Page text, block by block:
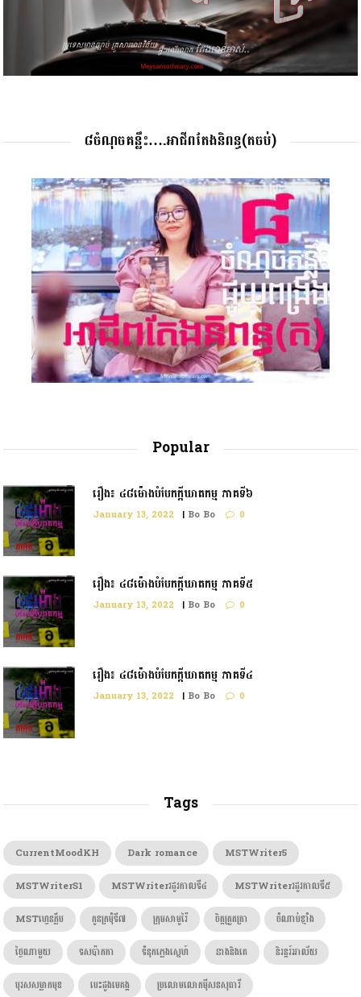
៨ចំណុចគន្លឹះ….អាជីពតែងនិពន្ធ(តចប់)
Popular
រឿង៖ ៤៨ម៉ោងបំបែកក្តីឃាតកម្ម ភាគទី៦
January 13, 2022 | Bo Bo 0
រឿង៖ ៤៨ម៉ោងបំបែកក្ដីឃាតកម្ម ភាគទី៥
January 13, 2022 | Bo Bo 0
រឿង៖ ៤៨ម៉ោងបំបែកក្តីឃាតកម្ម ភាគទី៤
January 13, 2022 | Bo Bo 0
Tags
CurrentMoodKH Dark romance
MSTWriter5
MSTWriterS1
MSTWriterរដូវកាលទី៤
MSTWriterរដូវកាលទី៥
MSTហ្វេនក្លឹប
កូនក្រមុំទី៧ ក្រុមសាមូរ៉ៃ ចិត្តត្រួតត្រា
ចំណាប់ខ្មាំង
ថ្ងៃណាមួយ
ទសប៉ាកកា ទំនុកភ្លេងស្នេហ៍ នាងនិងគេ
និរន្តរ៍អាល័យ
បុរសសម្លាកមុខ
បេះដូងមេគង្គ ប្រលោមលោកម៉ីសនសុធារី